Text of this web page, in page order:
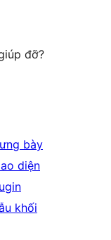
đỡ?
bày
diện
khối